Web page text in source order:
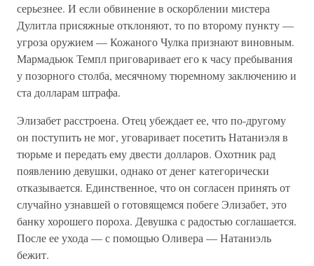
серьезнее. И если обвинение в оскорблении мистера
Дулитла присяжные отклоняют, то по второму пункту —
угроза оружием — Кожаного Чулка признают виновным.
Мармадьюк Темпл приговаривает его к часу пребывания
у позорного столба, месячному тюремному заключению и
ста долларам штрафа.
Элизабет расстроена. Отец убеждает ее, что по-другому
он поступить не мог, уговаривает посетить Натаниэля в
тюрьме и передать ему двести долларов. Охотник рад
появлению девушки, однако от денег категорически
отказывается. Единственное, что он согласен принять от
случайно узнавшей о готовящемся побеге Элизабет, это
банку хорошего пороха. Девушка с радостью соглашается.
После ее ухода — с помощью Оливера — Натаниэль
бежит.